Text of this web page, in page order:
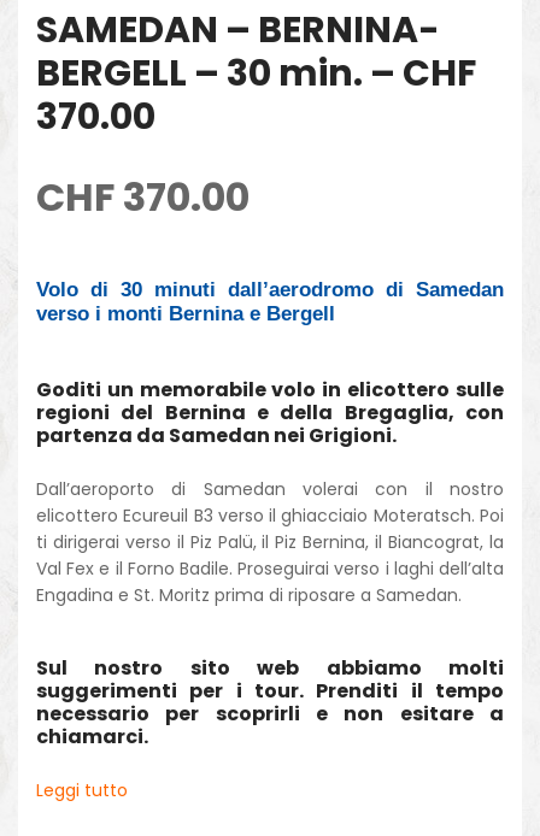
SAMEDAN – BERNINA-
BERGELL – 30 min. – CHF
370.00
CHF370.00
Volo di 30 minuti dall’aerodromo di Samedan
verso i monti Bernina e Bergell
Goditi un memorabile volo in elicottero sulle
regioni del Bernina e della Bregaglia, con
partenza da Samedan nei Grigioni.
Dall’aeroporto di Samedan volerai con il nostro
elicottero Ecureuil B3 verso il ghiacciaio Moteratsch. Poi
ti dirigerai verso il Piz Palü, il Piz Bernina, il Biancograt, la
Val Fex e il Forno Badile. Proseguirai verso i laghi dell’alta
Engadina e St. Moritz prima di riposare a Samedan.
Sul nostro sito web abbiamo molti
suggerimenti per i tour. Prenditi il tempo
necessario per scoprirli e non esitare a
chiamarci.
Leggi tutto